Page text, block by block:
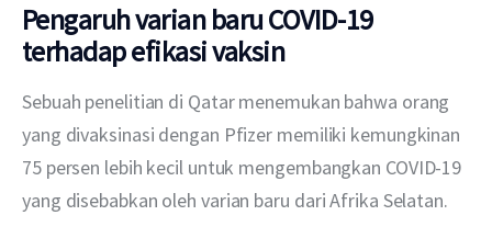
Pengaruh varian baru COVID-19
terhadap efikasi vaksin
Sebuah penelitian di Qatar menemukan bahwa orang
yang divaksinasi dengan Pfizer memiliki kemungkinan
75 persen lebih kecil untuk mengembangkan COVID-19
yang disebabkan oleh varian baru dari Afrika Selatan.